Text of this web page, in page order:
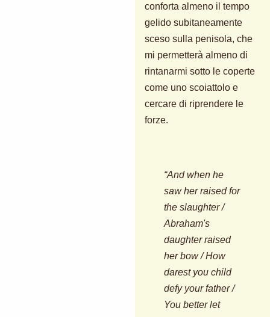
conforta almeno il tempo
gelido subitaneamente
sceso sulla penisola, che
mi permetterà almeno di
rintanarmi sotto le coperte
come uno scoiattolo e
cercare di riprendere le
forze.
“And when he
saw her raised for
the slaughter /
Abraham's
daughter raised
her bow / How
darest you child
defy your father /
You better let